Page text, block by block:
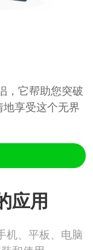
，它帮助您突破
享受这个无界
应用
机、平板、电脑